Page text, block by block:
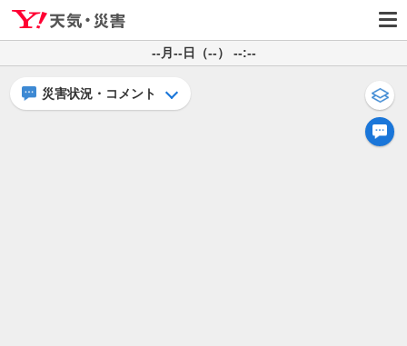
--月--日（--） --:--
災害状況・コメント